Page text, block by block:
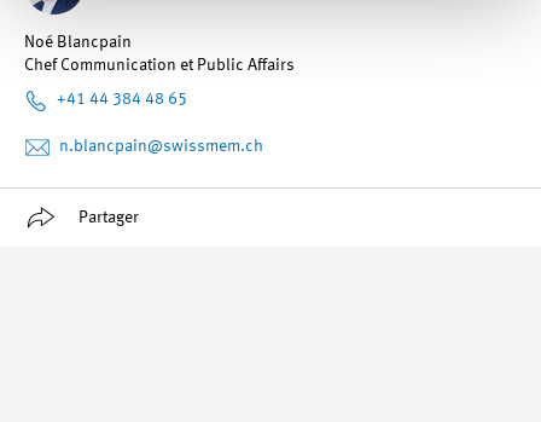
Noé Blancpain
Chef Communication et Public Affairs
+41 44 384 48 65
n.blancpain@swissmem.ch
Partager